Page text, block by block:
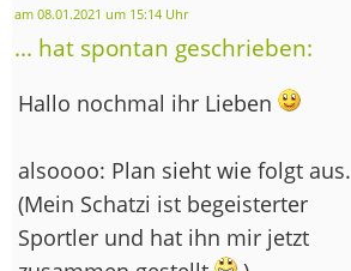
am 08.01.2021 um 15:14 Uhr
... hat spontan geschrieben:
Hallo nochmal ihr Lieben
alsoooo: Plan sieht wie folgt aus.
(Mein Schatzi ist begeisterter
Sportler und hat ihn mir jetzt